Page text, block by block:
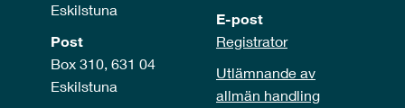
Eskilstuna
Post
Box 310, 631 04
Eskilstuna
E-post
Registrator
Utlämnande av
allmän handling